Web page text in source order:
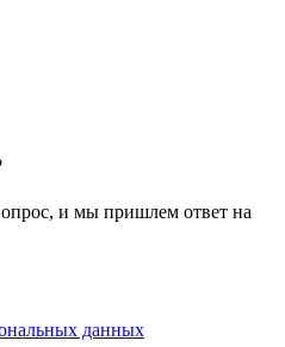
и мы пришлем ответ на
данных